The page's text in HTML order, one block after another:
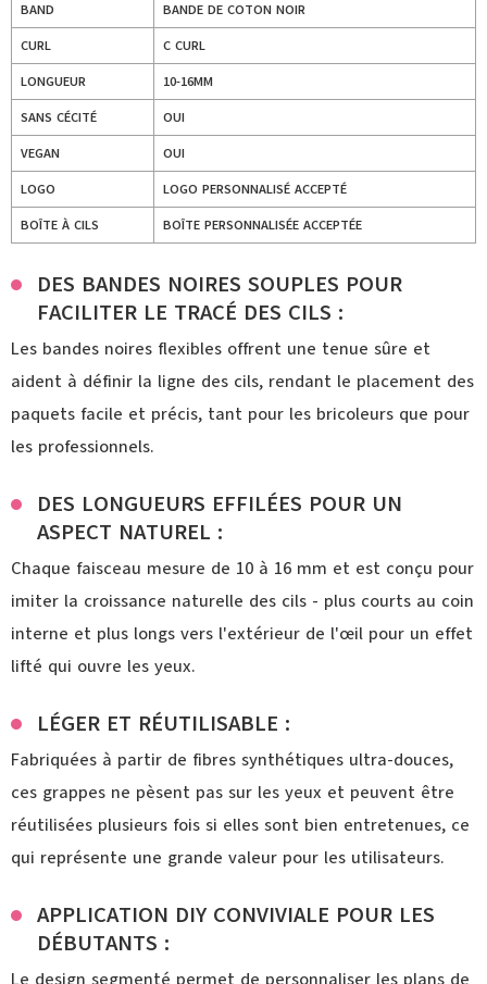
BAND BANDE DE COTON NOIR
CURL C CURL
LONGUEUR 10-16MM
SANS CÉCITÉ OUI
VEGAN OUI
LOGO LOGO PERSONNALISÉ ACCEPTÉ
BOÎTE À CILS BOÎTE PERSONNALISÉE ACCEPTÉE
DES BANDES NOIRES SOUPLES POUR
FACILITER LE TRACÉ DES CILS :
Les bandes noires flexibles offrent une tenue sûre et
aident à définir la ligne des cils, rendant le placement des
paquets facile et précis, tant pour les bricoleurs que pour
les professionnels.
DES LONGUEURS EFFILÉES POUR UN
ASPECT NATUREL :
Chaque faisceau mesure de 10 à 16 mm et est conçu pour
imiter la croissance naturelle des cils - plus courts au coin
interne et plus longs vers l'extérieur de l'œil pour un effet
lifté qui ouvre les yeux.
LÉGER ET RÉUTILISABLE :
Fabriquées à partir de fibres synthétiques ultra-douces,
ces grappes ne pèsent pas sur les yeux et peuvent être
réutilisées plusieurs fois si elles sont bien entretenues, ce
qui représente une grande valeur pour les utilisateurs.
APPLICATION DIY CONVIVIALE POUR LES
DÉBUTANTS :